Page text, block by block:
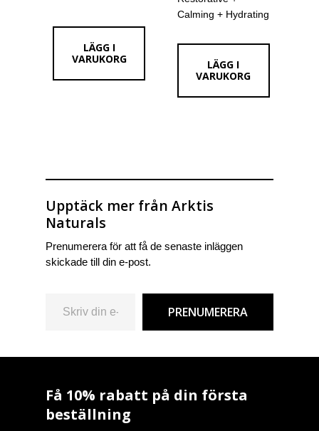
LÄGG I
VARUKORG
157 kr.
725 kr.
Calming + Hydrating
LÄGG I
VARUKORG
Upptäck mer från Arktis
Naturals
Prenumerera för att få de senaste inläggen
skickade till din e-post.
PRENUMERERA
Få 10% rabatt på din första
beställning